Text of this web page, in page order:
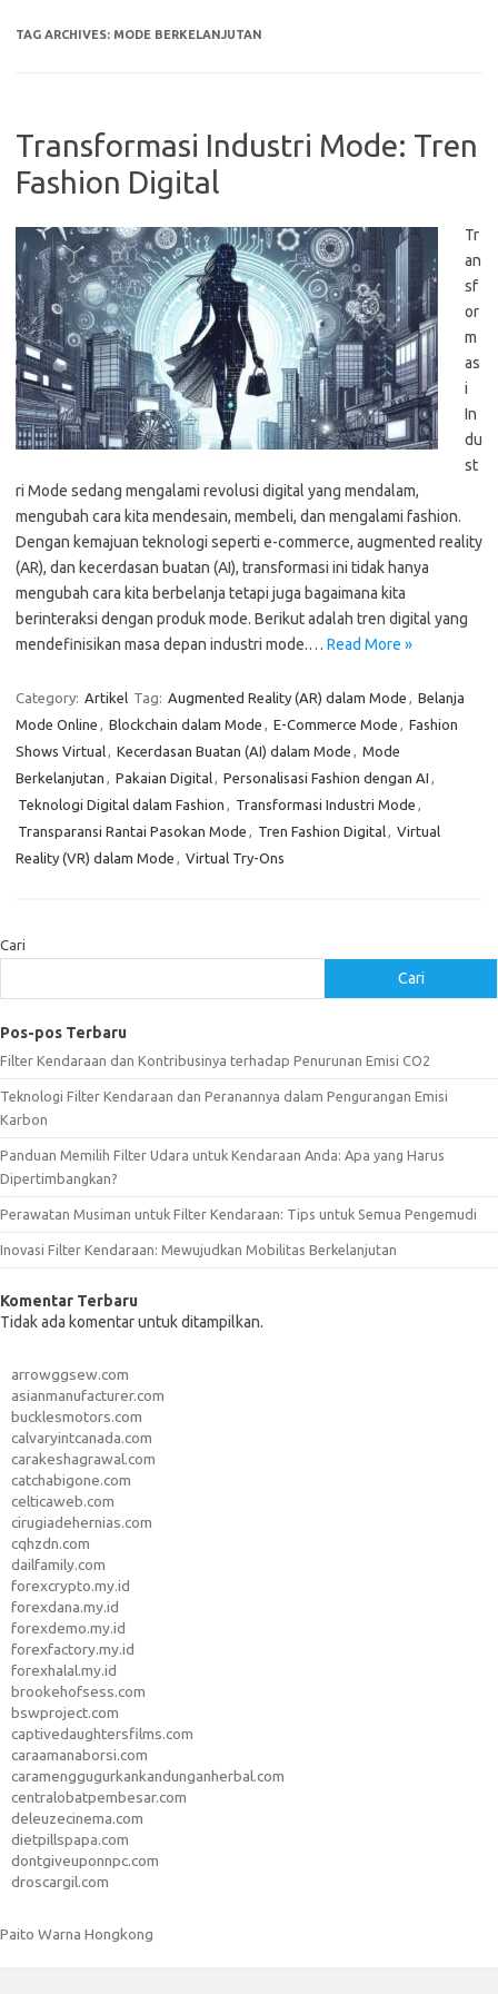
TAG ARCHIVES: MODE BERKELANJUTAN
Transformasi Industri Mode: Tren
Fashion Digital
Tr
an
sf
or
m
as
i
In
du
st
ri Mode sedang mengalami revolusi digital yang mendalam,
mengubah cara kita mendesain, membeli, dan mengalami fashion.
Dengan kemajuan teknologi seperti e-commerce, augmented reality
(AR), dan kecerdasan buatan (AI), transformasi ini tidak hanya
mengubah cara kita berbelanja tetapi juga bagaimana kita
berinteraksi dengan produk mode. Berikut adalah tren digital yang
mendefinisikan masa depan industri mode.… Read More »
Category: Artikel Tag: Augmented Reality (AR) dalam Mode , Belanja
Mode Online , Blockchain dalam Mode , E-Commerce Mode , Fashion
Shows Virtual, Kecerdasan Buatan (AI) dalam Mode , Mode
Berkelanjutan , Pakaian Digital, Personalisasi Fashion dengan AI ,
Teknologi Digital dalam Fashion , Transformasi Industri Mode ,
Transparansi Rantai Pasokan Mode , Tren Fashion Digital, Virtual
Reality (VR) dalam Mode , Virtual Try-Ons
Cari
Cari
Pos-pos Terbaru
Filter Kendaraan dan Kontribusinya terhadap Penurunan Emisi CO2
Teknologi Filter Kendaraan dan Peranannya dalam Pengurangan Emisi
Karbon
Panduan Memilih Filter Udara untuk Kendaraan Anda: Apa yang Harus
Dipertimbangkan?
Perawatan Musiman untuk Filter Kendaraan: Tips untuk Semua Pengemudi
Inovasi Filter Kendaraan: Mewujudkan Mobilitas Berkelanjutan
Komentar Terbaru
Tidak ada komentar untuk ditampilkan.
arrowggsew.com
asianmanufacturer.com
bucklesmotors.com
calvaryintcanada.com
carakeshagrawal.com
catchabigone.com
celticaweb.com
cirugiadehernias.com
cqhzdn.com
dailfamily.com
forexcrypto.my.id
forexdana.my.id
forexdemo.my.id
forexfactory.my.id
forexhalal.my.id
brookehofsess.com
bswproject.com
captivedaughtersfilms.com
caraamanaborsi.com
caramenggugurkankandunganherbal.com
centralobatpembesar.com
deleuzecinema.com
dietpillspapa.com
dontgiveuponnpc.com
droscargil.com
Paito Warna Hongkong